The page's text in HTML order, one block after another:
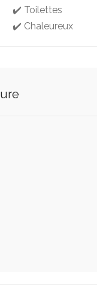
✔️ Toilettes
✔️ Chaleureux